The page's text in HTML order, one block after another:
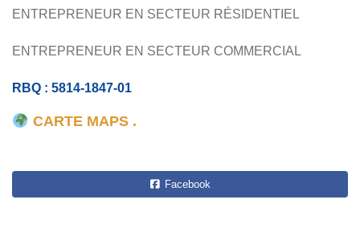
ENTREPRENEUR EN SECTEUR RÉSIDENTIEL
ENTREPRENEUR EN SECTEUR COMMERCIAL
RBQ : 5814-1847-01
CARTE MAPS .
Facebook